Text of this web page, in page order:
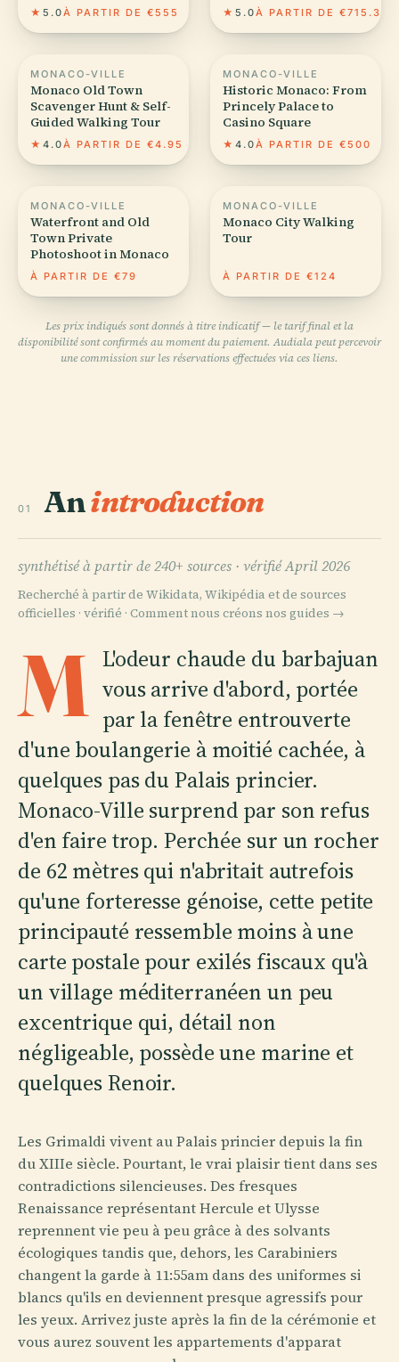
★ 5.0À PARTIR DE €555 ★ 5.0À PARTIR DE €715.39
MONACO-VILLE
Monaco Old Town
Scavenger Hunt & Self-
Guided Walking Tour
★ 4.0À PARTIR DE €4.95
MONACO-VILLE
Historic Monaco: From
Princely Palace to
Casino Square
★ 4.0À PARTIR DE €500
MONACO-VILLE
Waterfront and Old
Town Private
Photoshoot in Monaco
À PARTIR DE €79
MONACO-VILLE
Monaco City Walking
Tour
À PARTIR DE €124
Les prix indiqués sont donnés à titre indicatif — le tarif final et la
disponibilité sont confirmés au moment du paiement. Audiala peut percevoir
une commission sur les réservations effectuées via ces liens.
01 Anintroduction
synthétisé à partir de 240+ sources · vérifié April 2026
Recherché à partir de Wikidata, Wikipédia et de sources
officielles · vérifié · Comment nous créons nos guides →
M L'odeur chaude du barbajuan
vous arrive d'abord, portée
par la fenêtre entrouverte
d'une boulangerie à moitié cachée, à
quelques pas du Palais princier.
Monaco-Ville surprend par son refus
d'en faire trop. Perchée sur un rocher
de 62 mètres qui n'abritait autrefois
qu'une forteresse génoise, cette petite
principauté ressemble moins à une
carte postale pour exilés fiscaux qu'à
un village méditerranéen un peu
excentrique qui, détail non
négligeable, possède une marine et
quelques Renoir.
Les Grimaldi vivent au Palais princier depuis la fin
du XIIIe siècle. Pourtant, le vrai plaisir tient dans ses
contradictions silencieuses. Des fresques
Renaissance représentant Hercule et Ulysse
reprennent vie peu à peu grâce à des solvants
écologiques tandis que, dehors, les Carabiniers
changent la garde à 11:55am dans des uniformes si
blancs qu'ils en deviennent presque agressifs pour
les yeux. Arrivez juste après la fin de la cérémonie et
vous aurez souvent les appartements d'apparat